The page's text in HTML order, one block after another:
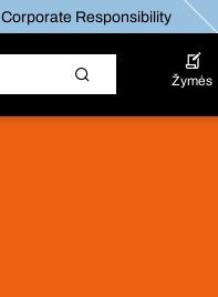
Corporate Responsibility
Žymės